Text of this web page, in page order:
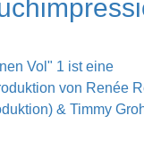
Vol" 1 ist eine
von Renée
& Timmy